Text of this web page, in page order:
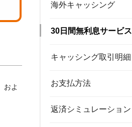
およ
海外キャッシング
30日間無利息サービス
キャッシング取引明細
お支払方法
返済シミュレーション